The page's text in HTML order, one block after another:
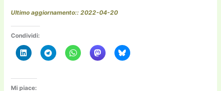
Ultimo aggiornamento:: 2022-04-20
Condividi:
Mi piace: